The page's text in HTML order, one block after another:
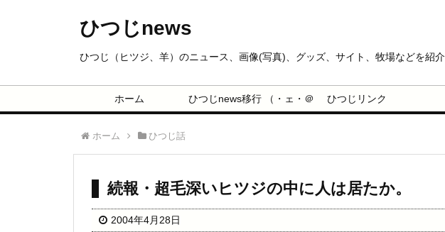
ひつじnews
ひつじ（ヒツジ、羊）のニュース、画像(写真)、グッズ、サイト、牧場などを紹
ホーム ひつじnews移行 （・ェ・＠ ひつじリンク
ホーム ひつじ話
続報・超毛深いヒツジの中に人は居たか。
2004年4月28日